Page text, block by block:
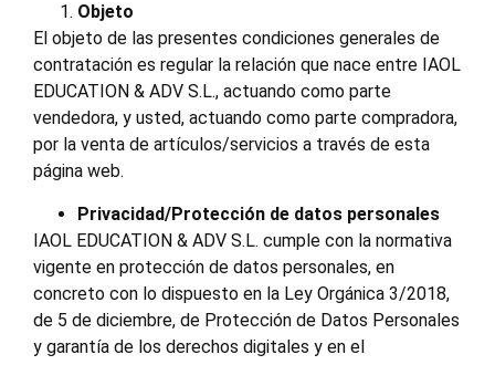
Objeto
El objeto de las presentes condiciones generales de
contratación es regular la relación que nace entre IAOL
EDUCATION & ADV S.L., actuando como parte
vendedora, y usted, actuando como parte compradora,
por la venta de artículos/servicios a través de esta
página web.
Privacidad/Protección de datos personales
IAOL EDUCATION & ADV S.L. cumple con la normativa
vigente en protección de datos personales, en
concreto con lo dispuesto en la Ley Orgánica 3/2018,
de 5 de diciembre, de Protección de Datos Personales
y garantía de los derechos digitales y en el